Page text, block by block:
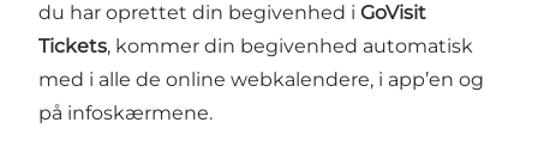
du har oprettet din begivenhed i GoVisit
Tickets, kommer din begivenhed automatisk
med i alle de online webkalendere, i app’en og
på infoskærmene.